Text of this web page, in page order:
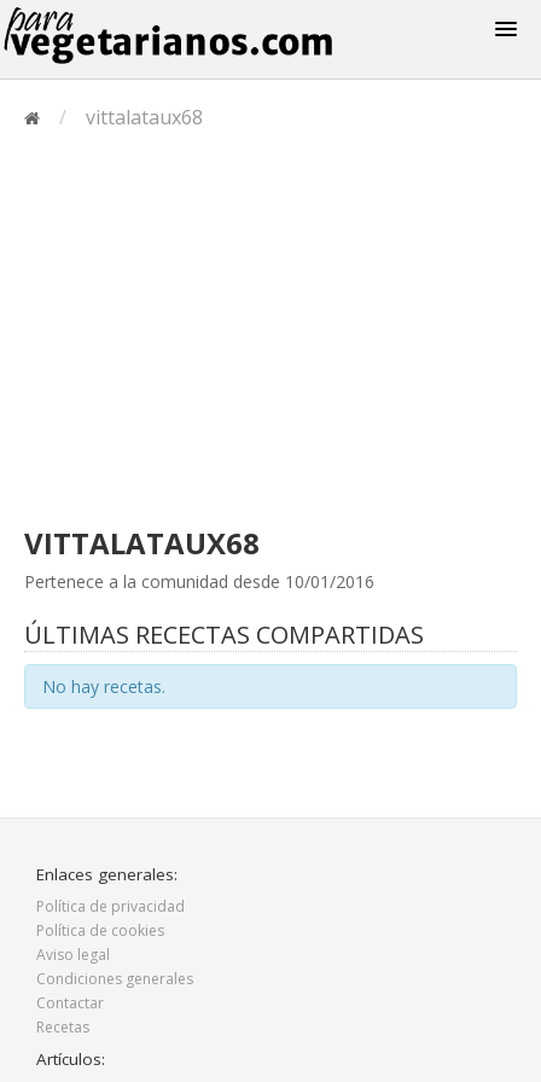
/ vittalataux68
VITTALATAUX68
Pertenece a la comunidad desde 10/01/2016
ÚLTIMAS RECECTAS COMPARTIDAS
No hay recetas.
Enlaces generales:
Política de privacidad
Política de cookies
Aviso legal
Condiciones generales
Contactar
Recetas
Artículos: